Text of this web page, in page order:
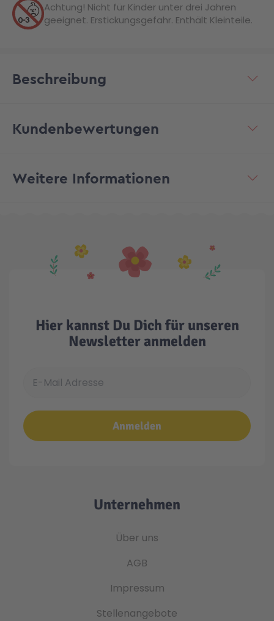
Achtung! Nicht für Kinder unter drei Jahren
geeignet. Erstickungsgefahr. Enthält Kleinteile.
Beschreibung
Kundenbewertungen
Weitere Informationen
Hier kannst Du Dich für unseren
Newsletter anmelden
Anmelden
Unternehmen
Über uns
AGB
Impressum
Stellenangebote